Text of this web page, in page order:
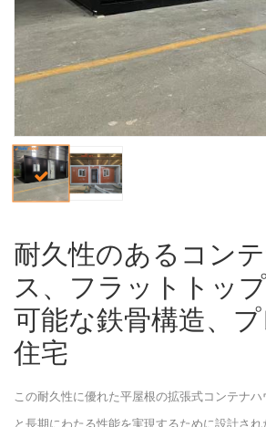
耐久性のあるコン
ス、フラットトッ
可能な鉄骨構造、
住宅
この耐久性に優れた平屋根の拡張式コンテナ
と長期にわたる性能を実現するために設計さ